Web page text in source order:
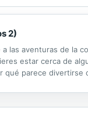
2)
las aventuras de la
estar cerca de
qué parece